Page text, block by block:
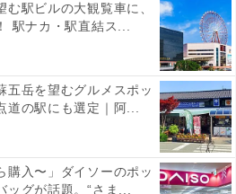
む駅ビルの大観覧車に、
駅ナカ・駅直結ス...
五岳を望むグルメスポッ
道の駅にも選定｜阿...
購入〜」ダイソーのポッ
ッグが話題。“さま...